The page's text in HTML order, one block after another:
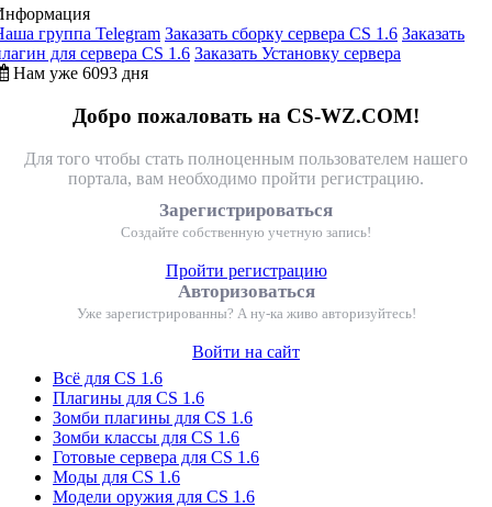
группа Telegram Заказать сборку сервера CS 1.6 Заказать
для сервера CS 1.6 Заказать Установку сервера
Нам уже 6093 дня
Добро пожаловать на CS-WZ.COM!
Для того чтобы стать полноценным пользователем нашего
портала, вам необходимо пройти регистрацию.
Зарегистрироваться
Создайте собственную учетную запись!
Пройти регистрацию
Авторизоваться
Уже зарегистрированны? А ну-ка живо авторизуйтесь!
Войти на сайт
Всё для CS 1.6
Плагины для CS 1.6
Зомби плагины для CS 1.6
Зомби классы для CS 1.6
Готовые сервера для CS 1.6
Моды для CS 1.6
Модели оружия для CS 1.6